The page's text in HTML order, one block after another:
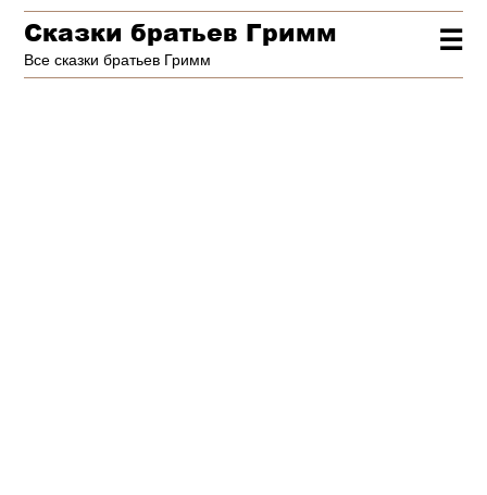
☰
Сказки братьев Гримм
Все сказки братьев Гримм